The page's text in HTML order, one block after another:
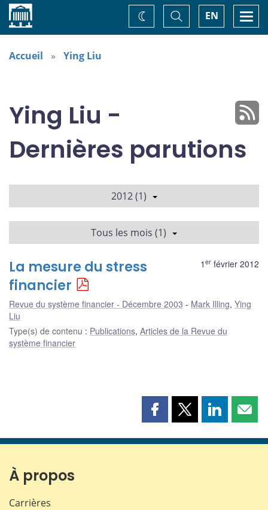
Accueil EN
Basculer
la
recherche
Changez
de
Accueil Ying Liu
Ying Liu -
Dernières parutions
2012 (1)
Tous les mois (1)
1 er février 2012
La mesure du stress
financier
Revue du système financier - Décembre 2003 Mark Illing, Ying
Liu
Type(s) de contenu : Publications, Articles de la Revue du
système financier
Partager
page
Partager
page
Partager
page page
À propos
Carrières